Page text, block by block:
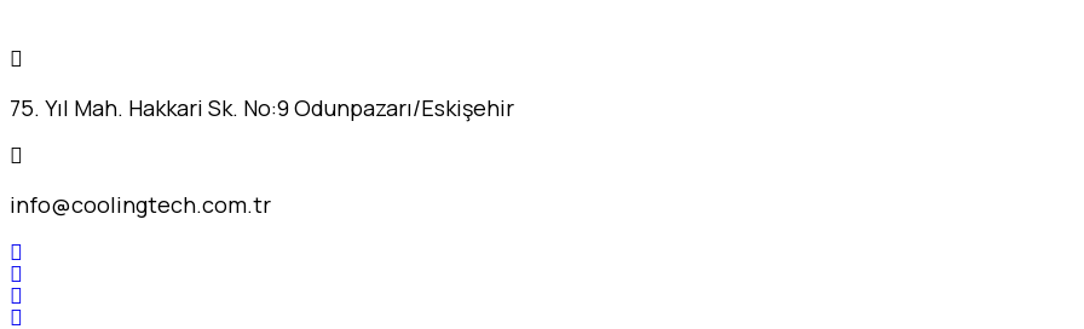
75. Yıl Mah. Hakkari Sk. No:9 Odunpazarı/Eskişehir
info@coolingtech.com.tr